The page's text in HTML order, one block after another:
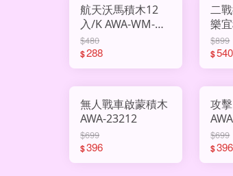
航天沃馬積木12
入/K AWA-WM-
C8001
$480
$288
二
樂
$899
$540
無人戰車啟蒙積木
AWA-23212
$699
$396
攻
$699
$396